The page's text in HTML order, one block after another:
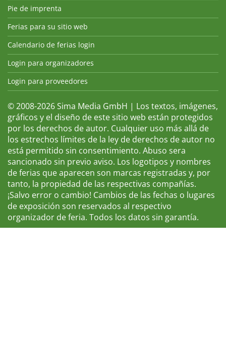
Pie de imprenta
Ferias para su sitio web
Calendario de ferias login
Login para organizadores
Login para proveedores
© 2008-2026 Sima Media GmbH | Los textos, imágenes,
gráficos y el diseño de este sitio web están protegidos
por los derechos de autor. Cualquier uso más allá de
los estrechos límites de la ley de derechos de autor no
está permitido sin consentimiento. Abuso sera
sancionado sin previo aviso. Los logotipos y nombres
de ferias que aparecen son marcas registradas y, por
tanto, la propiedad de las respectivas compañías.
¡Salvo error o cambio! Cambios de las fechas o lugares
de exposición son reservados al respectivo
organizador de feria. Todos los datos sin garantía.